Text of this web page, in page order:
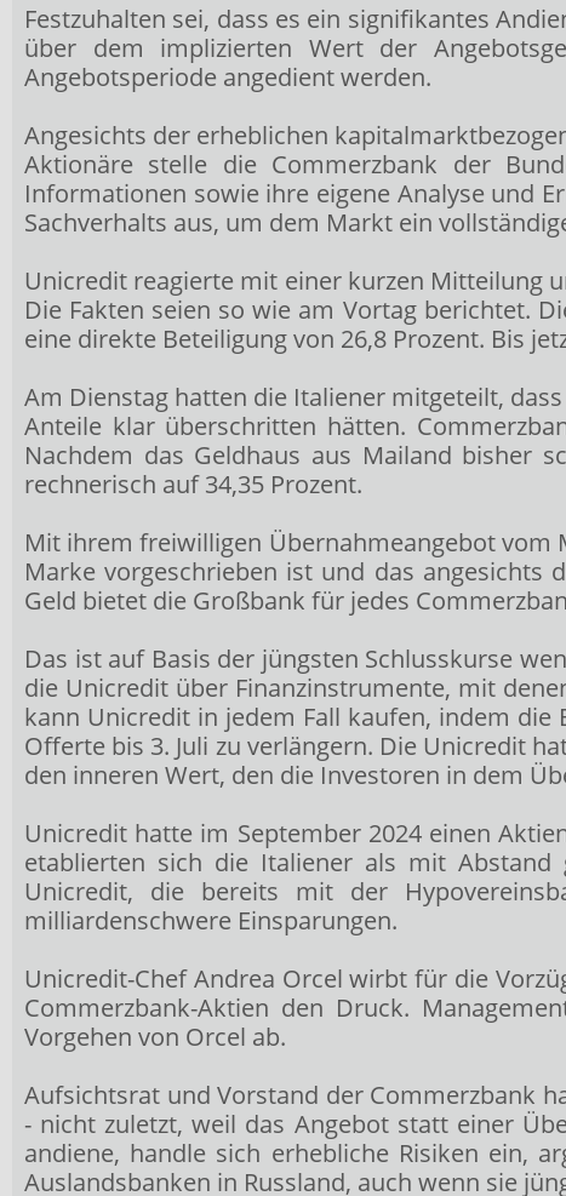
Festzuhalten sei, dass es ein signifikantes
über dem implizierten Wert der
Angebotsperiode angedient werden.
Angesichts der erheblichen
Aktionäre stelle die Commerzbank der
Informationen sowie ihre eigene Analyse und
Sachverhalts aus, um dem Markt ein
Unicredit reagierte mit einer kurzen Mitteilung
Die Fakten seien so wie am Vortag berichtet.
eine direkte Beteiligung von 26,8 Prozent. Bis
Am Dienstag hatten die Italiener mitgeteilt,
Anteile klar überschritten hätten.
Nachdem das Geldhaus aus Mailand bisher
rechnerisch auf 34,35 Prozent.
Mit ihrem freiwilligen Übernahmeangebot vom
Marke vorgeschrieben ist und das angesichts
Geld bietet die Großbank für jedes
Das ist auf Basis der jüngsten Schlusskurse
die Unicredit über Finanzinstrumente, mit
kann Unicredit in jedem Fall kaufen, indem die
Offerte bis 3. Juli zu verlängern. Die Unicredit
den inneren Wert, den die Investoren in dem
Unicredit hatte im September 2024 einen
etablierten sich die Italiener als mit Abstand
Unicredit, die bereits mit der
milliardenschwere Einsparungen.
Unicredit-Chef Andrea Orcel wirbt für die
Commerzbank-Aktien den Druck.
Vorgehen von Orcel ab.
Aufsichtsrat und Vorstand der Commerzbank
- nicht zuletzt, weil das Angebot statt einer
andiene, handle sich erhebliche Risiken ein,
Auslandsbanken in Russland, auch wenn sie